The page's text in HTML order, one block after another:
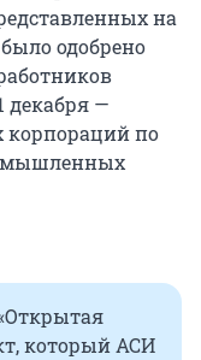
на
одобрено
—
корпораций по
который АСИ